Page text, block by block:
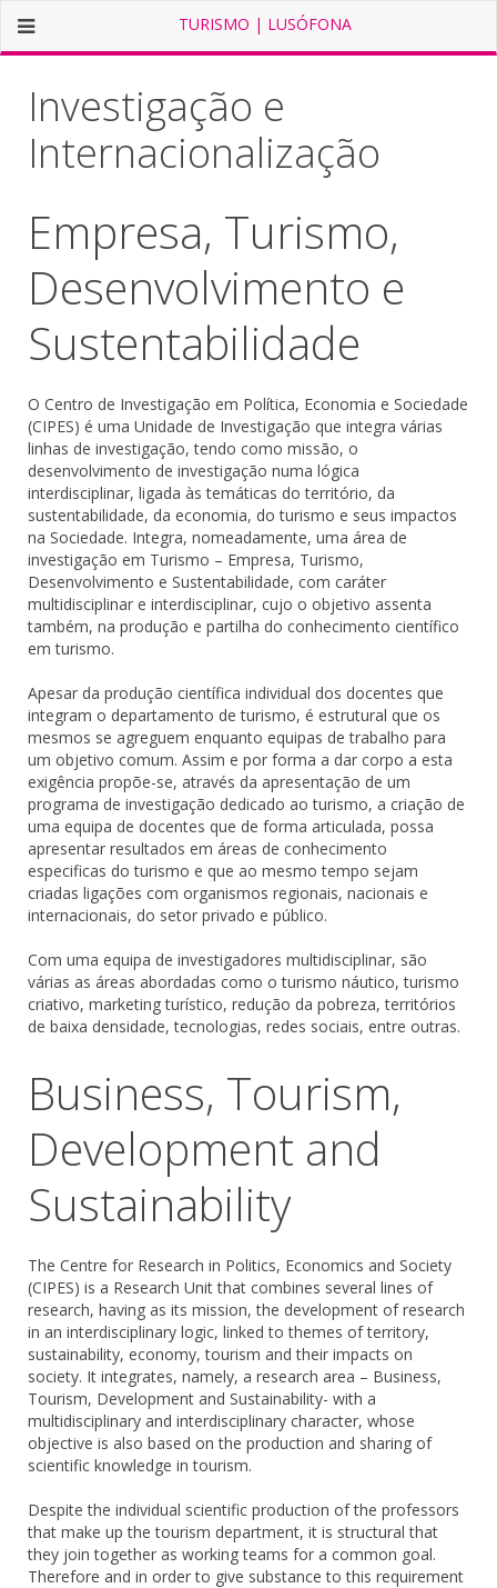
TURISMO | LUSÓFONA
Investigação e
Internacionalização
Empresa, Turismo,
Desenvolvimento e
Sustentabilidade
O Centro de Investigação em Política, Economia e Sociedade
(CIPES) é uma Unidade de Investigação que integra várias
linhas de investigação, tendo como missão, o
desenvolvimento de investigação numa lógica
interdisciplinar, ligada às temáticas do território, da
sustentabilidade, da economia, do turismo e seus impactos
na Sociedade. Integra, nomeadamente, uma área de
investigação em Turismo – Empresa, Turismo,
Desenvolvimento e Sustentabilidade, com caráter
multidisciplinar e interdisciplinar, cujo o objetivo assenta
também, na produção e partilha do conhecimento científico
em turismo.
Apesar da produção científica individual dos docentes que
integram o departamento de turismo, é estrutural que os
mesmos se agreguem enquanto equipas de trabalho para
um objetivo comum. Assim e por forma a dar corpo a esta
exigência propõe-se, através da apresentação de um
programa de investigação dedicado ao turismo, a criação de
uma equipa de docentes que de forma articulada, possa
apresentar resultados em áreas de conhecimento
especificas do turismo e que ao mesmo tempo sejam
criadas ligações com organismos regionais, nacionais e
internacionais, do setor privado e público.
Com uma equipa de investigadores multidisciplinar, são
várias as áreas abordadas como o turismo náutico, turismo
criativo, marketing turístico, redução da pobreza, territórios
de baixa densidade, tecnologias, redes sociais, entre outras.
Business, Tourism,
Development and
Sustainability
The Centre for Research in Politics, Economics and Society
(CIPES) is a Research Unit that combines several lines of
research, having as its mission, the development of research
in an interdisciplinary logic, linked to themes of territory,
sustainability, economy, tourism and their impacts on
society. It integrates, namely, a research area – Business,
Tourism, Development and Sustainability- with a
multidisciplinary and interdisciplinary character, whose
objective is also based on the production and sharing of
scientific knowledge in tourism.
Despite the individual scientific production of the professors
that make up the tourism department, it is structural that
they join together as working teams for a common goal.
Therefore and in order to give substance to this requirement